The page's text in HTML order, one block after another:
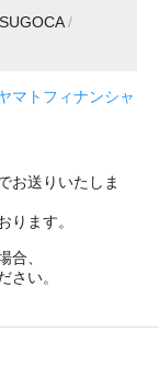
SUGOCA/
マトフィナンシャ
お送りいたしま
ります。
合、
さい。